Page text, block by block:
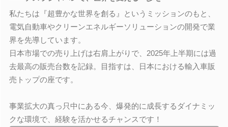
私たちは『超豊かな世界を創る』というミッションのもと、
電気自動車やクリーンエネルギーソリューションの開発で業
界を先導しています。
日本市場での売り上げは右肩上がりで、2025年上半期には過
去最高の販売台数を記録。目指すは、日本における輸入車販
売トップの座です。
事業拡大の真っ只中にある今、爆発的に成長するダイナミッ
クな環境で、経験を活かせるチャンスです！